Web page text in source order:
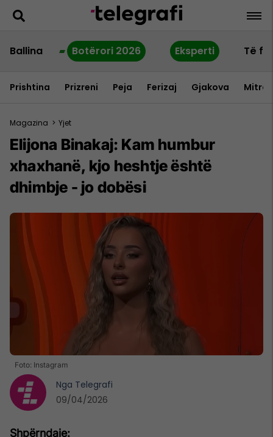
Ballina Botërori 2026 Eksperti Të
Prishtina Prizreni Peja Ferizaj Gjakova
Magazina > Yjet
Elijona Binakaj: Kam humbur
xhaxhanë, kjo heshtje është
dhimbje - jo dobësi
Foto: Instagram
Nga Telegrafi
09/04/2026